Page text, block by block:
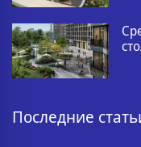
Последние